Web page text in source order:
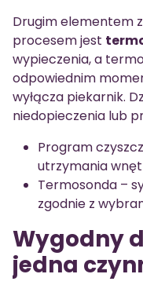
Drugim elementem
procesem jest
wypieczenia, a
odpowiednim
wyłącza piekarnik.
niedopieczenia lub
Program
utrzymania
Termosonda –
zgodnie z
Wygodny
jedna